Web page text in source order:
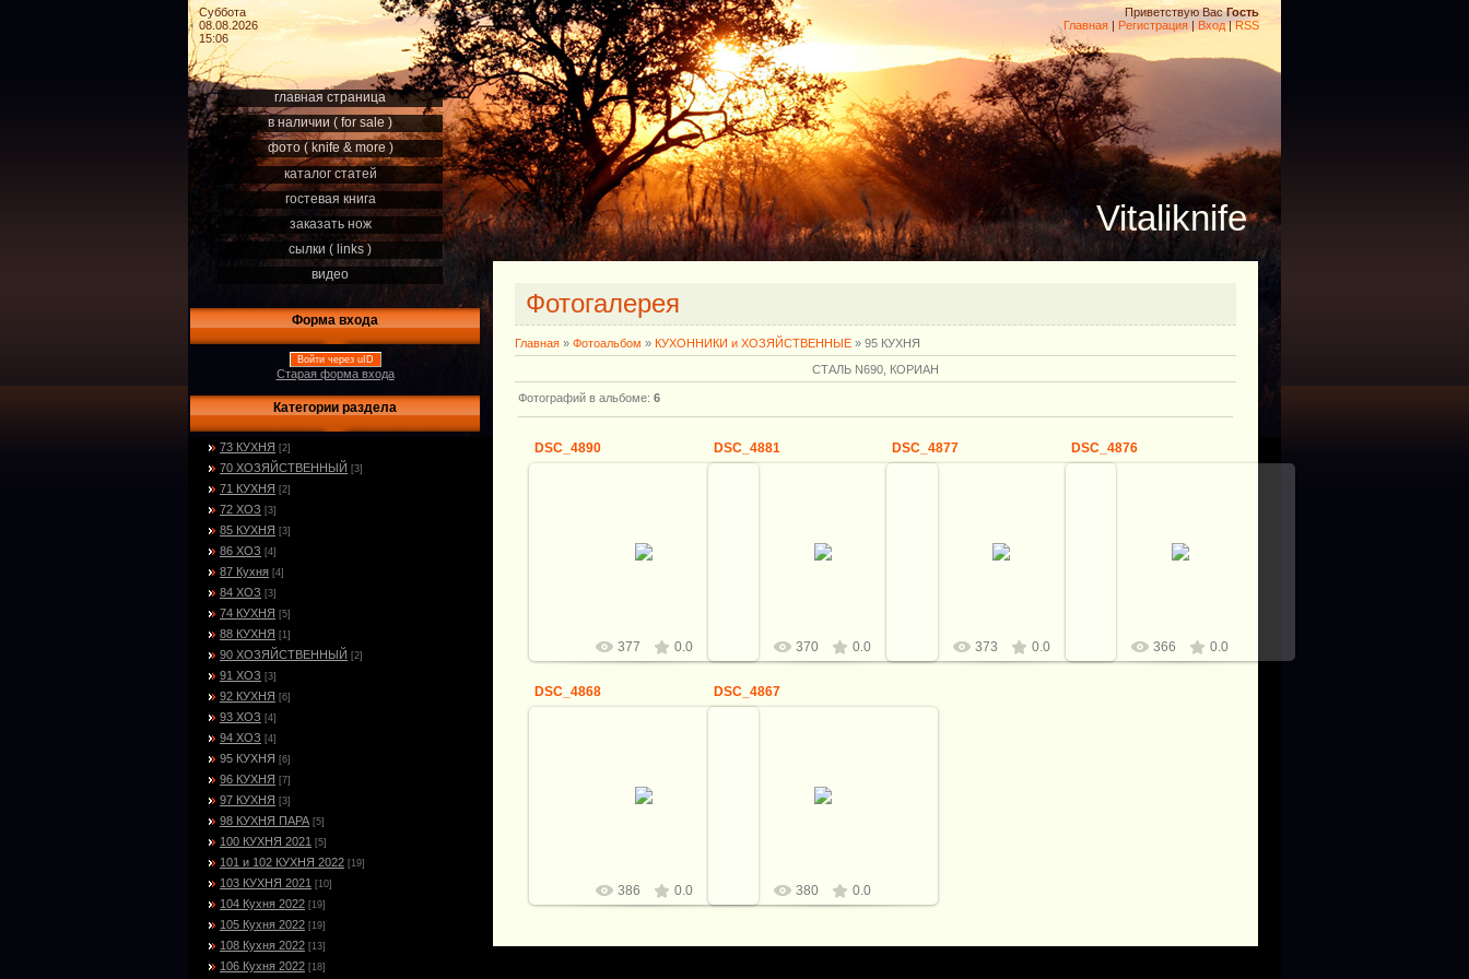
Суббота
08.08.2026
15:06
Приветствую Вас Гость
Главная | Регистрация | Вход|RSS
главная страница
в наличии ( for sale )
фото ( knife & more )
каталог статей
гостевая книга
заказать нож
сылки ( links )
видео
Форма входа
Войти через uID
Старая форма входа
Категории раздела
73 КУХНЯ [2]
70 ХОЗЯЙСТВЕННЫЙ [3]
71 КУХНЯ [2]
72 ХОЗ [3]
85 КУХНЯ [3]
86 ХОЗ [4]
87 Кухня [4]
84 ХОЗ [3]
74 КУХНЯ [5]
88 КУХНЯ [1]
90 ХОЗЯЙСТВЕННЫЙ [2]
91 ХОЗ [3]
92 КУХНЯ [6]
93 ХОЗ [4]
94 ХОЗ [4]
95 КУХНЯ [6]
96 КУХНЯ [7]
97 КУХНЯ [3]
98 КУХНЯ ПАРА [5]
100 КУХНЯ 2021 [5]
101 и 102 КУХНЯ 2022 [19]
103 КУХНЯ 2021 [10]
104 Кухня 2022 [19]
105 Кухня 2022 [19]
108 Кухня 2022 [13]
106 Кухня 2022 [18]
Vitaliknife
Фотогалерея
Главная » Фотоальбом » КУХОННИКИ и ХОЗЯЙСТВЕННЫЕ » 95 КУХНЯ
СТАЛЬ N690, КОРИАН
Фотографий в альбоме: 6
DSC_4890
377 0.0
DSC_4881
370 0.0
DSC_4877
373 0.0
DSC_4876
366 0.0
DSC_4868
386 0.0
DSC_4867
380 0.0